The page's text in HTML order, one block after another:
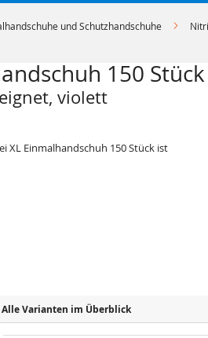
und Schutzhandschuhe
150 Stück
violett
Einmalhandschuh 150 Stück ist
Alle Varianten im Überblick